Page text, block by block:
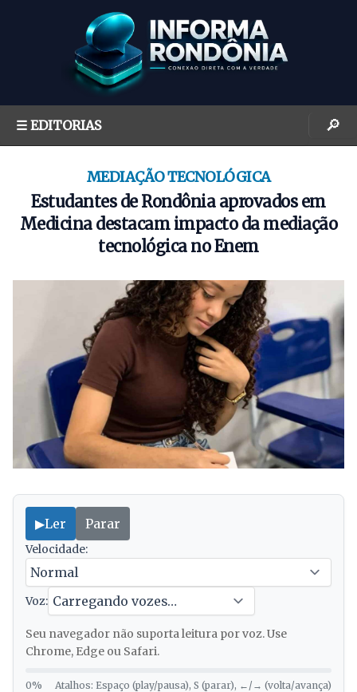
☰ EDITORIAS 🔎
MEDIAÇÃO TECNOLÓGICA
Estudantes de Rondônia aprovados em
Medicina destacam impacto da mediação
tecnológica no Enem
▶Ler Parar
Velocidade:
Voz:
Seu navegador não suporta leitura por voz. Use
Chrome, Edge ou Safari.
0% Atalhos: Espaço (play/pausa), S (parar), ←/→ (volta/avança)